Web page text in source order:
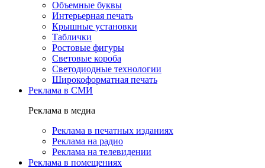
Объемные буквы
Интерьерная печать
Крышные установки
Таблички
Ростовые фигуры
Световые короба
Светодиодные технологии
Широкоформатная печать
Реклама в СМИ
Реклама в медиа
Реклама в печатных изданиях
Реклама на радио
Реклама на телевидении
Реклама в помещениях